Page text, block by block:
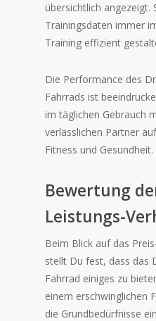
übersichtlich angezeigt.
Trainingsdaten immer
Training effizient
Die Performance des
Fahrrads ist
im täglichen Gebrauch
verlässlichen Partner
Fitness und Gesundheit.
Bewertung
Leistungs-
Beim Blick auf das
stellt Du fest, dass das
Fahrrad einiges zu
einem erschwinglichen
die Grundbedürfnisse